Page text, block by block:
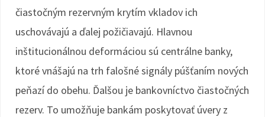
čiastočným rezervným krytím vkladov ich
uschovávajú a ďalej požičiavajú. Hlavnou
inštitucionálnou deformáciou sú centrálne banky,
ktoré vnášajú na trh falošné signály púšťaním nových
peňazí do obehu. Ďalšou je bankovníctvo čiastočných
rezerv. To umožňuje bankám poskytovať úvery z